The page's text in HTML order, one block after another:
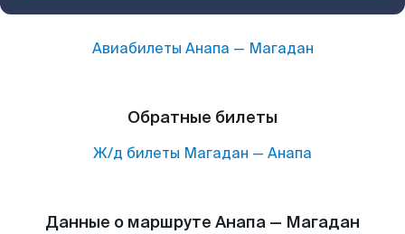
Авиабилеты Анапа — Магадан
Обратные билеты
Ж/д билеты Магадан — Анапа
Данные о маршруте Анапа — Магадан